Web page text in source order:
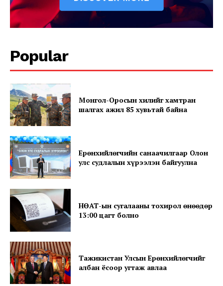
SUBSCRIBE NOW
Company
About
Contact us
Subscription Plans
My account
Popular
Монгол-Оросын хилийг хамтран
шалгах ажил 85 хувьтай байна
Ерөнхийлөгчийн санаачилгаар Олон
улс судлалын хүрээлэн байгуулна
НӨАТ-ын сугалааны тохирол өнөөдөр
13:00 цагт болно
Тажикистан Улсын Ерөнхийлөгчийг
албан ёсоор угтаж авлаа